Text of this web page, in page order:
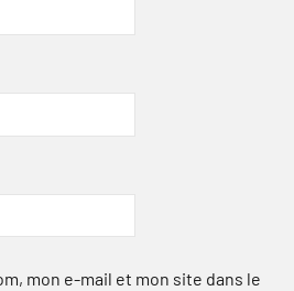
mon e-mail et mon site dans le